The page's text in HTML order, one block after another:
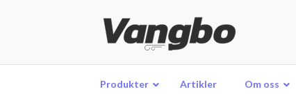
Produkter Artikler Om oss